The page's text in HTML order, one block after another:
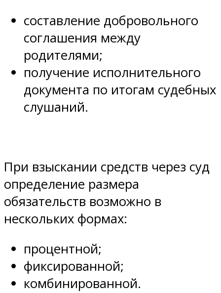
составление добровольного
соглашения между
родителями;
получение исполнительного
документа по итогам судебных
слушаний.
При взыскании средств через суд
определение размера
обязательств возможно в
нескольких формах:
процентной;
фиксированной;
комбинированной.